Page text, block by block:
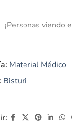
¡Personas viendo
Material Médico
Bisturi